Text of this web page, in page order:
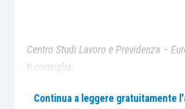
Centro Studi Lavoro e Previdenza –
ti consiglia:
Continua a leggere gratuitamente